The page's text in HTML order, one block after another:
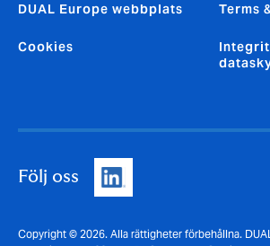
DUAL Europe webbplats
Cookies
Terms
Följ oss
Copyright © 2026. Alla rättigheter förbehållna.